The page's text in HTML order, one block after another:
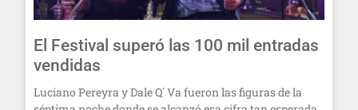
El Festival superó las 100 mil entradas
vendidas
Luciano Pereyra y Dale Q´ Va fueron las figuras de la